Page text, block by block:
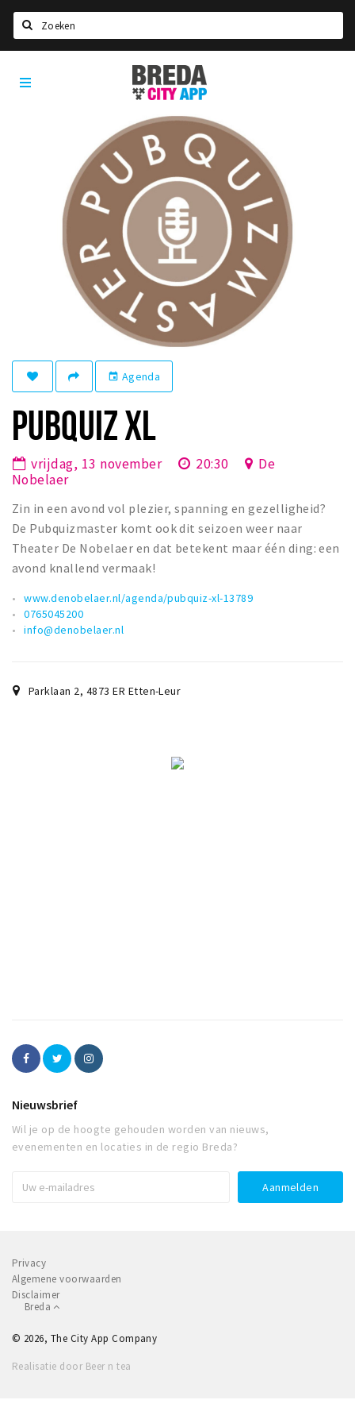
Home
Nieuws, interviews & blogs
Drinken
Winkelgebieden
Bezienswaardigheden
Musea, theaters & podia
Toeristische routes
Natuurgebieden
Baroniepoorten
Sport
Privacy
Breda
City
App
event Agenda
PUBQUIZ XL
vrijdag, 13 november 20:30
De
Nobelaer
Zin in een avond vol plezier, spanning en gezelligheid?
De Pubquizmaster komt ook dit seizoen weer naar
Theater De Nobelaer en dat betekent maar één ding: een
avond knallend vermaak!
www.denobelaer.nl/agenda/pubquiz-xl-13789
0765045200
info@denobelaer.nl
Parklaan 2, 4873 ER Etten-Leur
Nieuwsbrief
Wil je op de hoogte gehouden worden van nieuws,
evenementen en locaties in de regio Breda?
Privacy
Algemene voorwaarden
Disclaimer
Breda
© 2026, The City App Company
Realisatie door Beer n tea